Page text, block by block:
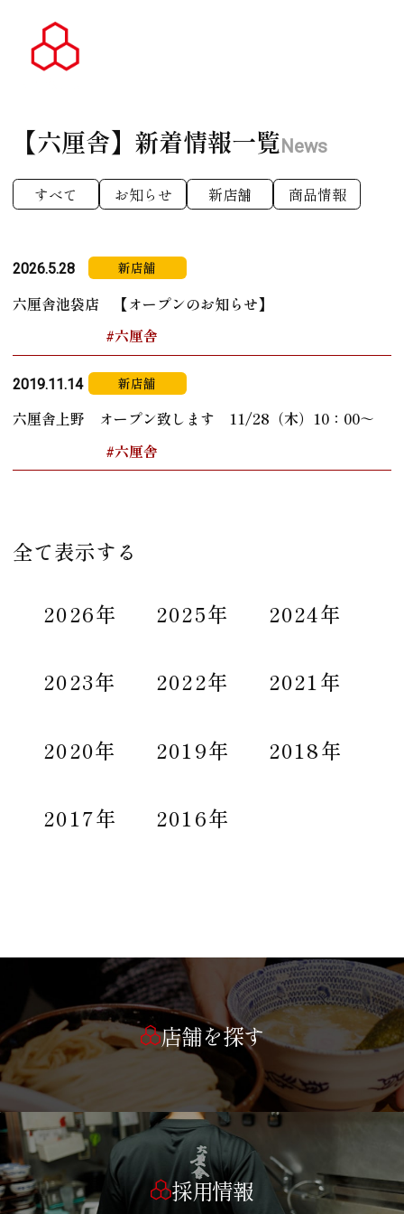
【六厘舎】 新着情報一覧 News
すべて お知らせ 新店舗 商品情報
2026.5.28 新店舗
六厘舎池袋店 【オープンのお知らせ】
#六厘舎
2019.11.14 新店舗
六厘舎上野 オープン致します 11/28（木）10：00～
#六厘舎
全て表示する
2026年 2025年 2024年
2023年 2022年 2021年
2020年 2019年 2018年
2017年 2016年
店舗を探す
採用情報